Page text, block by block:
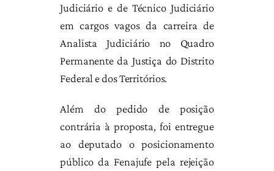
Judiciário e de Técnico Judiciário
em cargos vagos da carreira de
Analista Judiciário no Quadro
Permanente da Justiça do Distrito
Federal e dos Territórios.
Além do pedido de posição
contrária à proposta, foi entregue
ao deputado o posicionamento
público da Fenajufe pela rejeição